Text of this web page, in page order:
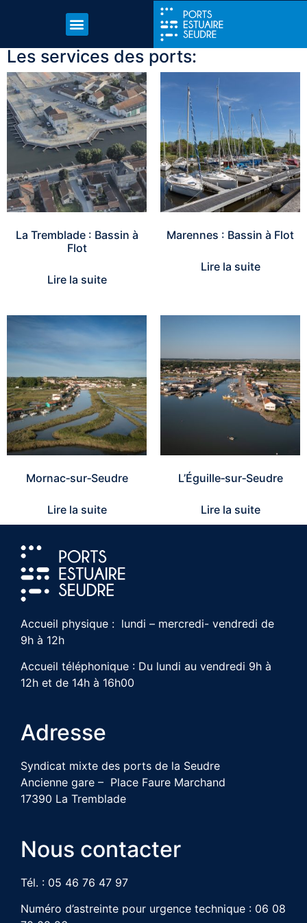
La Tremblade : Bassin à
Flot
Lire la suite
Marennes : Bassin à Flot
Lire la suite
Mornac‑sur‑Seudre
Lire la suite
L’Éguille‑sur‑Seudre
Lire la suite
Les services des ports:
Accueil physique : lundi – mercredi- vendredi de
9h à 12h
Accueil téléphonique : Du lundi au vendredi 9h à
12h et de 14h à 16h00
Adresse
Syndicat mixte des ports de la Seudre
Ancienne gare – Place Faure Marchand
17390 La Tremblade
Nous contacter
Tél. : 05 46 76 47 97
Numéro d’astreinte pour urgence technique : 06 08